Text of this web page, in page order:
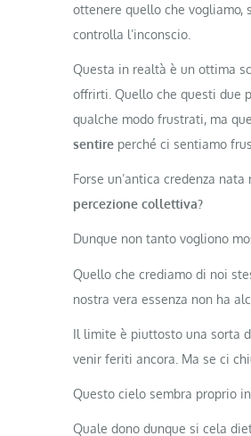
ottenere quello che vogliamo,
controlla l’inconscio.
Questa in realtà è un ottima
offrirti. Quello che questi due
qualche modo frustrati, ma
sentire perché ci sentiamo
Forse un’antica credenza
percezione collettiva?
Dunque non tanto vogliono
Quello che crediamo di noi
nostra vera essenza non ha
Il limite è piuttosto una sorta
venir feriti ancora. Ma se ci
Questo cielo sembra proprio
Quale dono dunque si cela